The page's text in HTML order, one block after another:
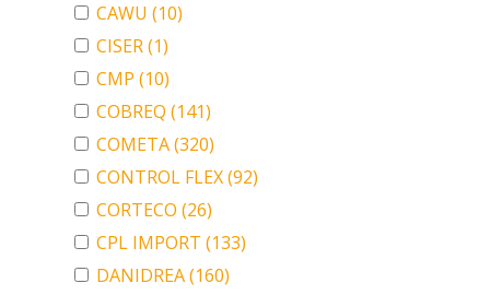
CAWU (10)
CISER(1)
CMP (10)
COBREQ (141)
COMETA(320)
CONTROL FLEX(92)
CORTECO (26)
CPL IMPORT (133)
DANIDREA(160)